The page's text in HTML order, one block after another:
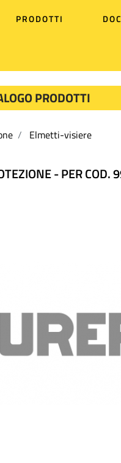
PRODOTTI
PRODOTTI
Elmetti-visiere
- PER COD.